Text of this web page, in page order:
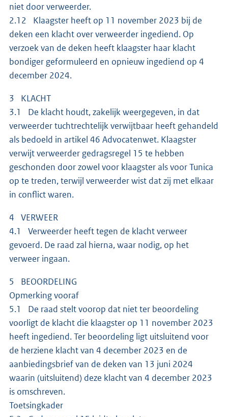
niet door verweerder.
2.12 Klaagster heeft op 11 november 2023 bij de
deken een klacht over verweerder ingediend. Op
verzoek van de deken heeft klaagster haar klacht
bondiger geformuleerd en opnieuw ingediend op 4
december 2024.
3 KLACHT
3.1 De klacht houdt, zakelijk weergegeven, in dat
verweerder tuchtrechtelijk verwijtbaar heeft gehandeld
als bedoeld in artikel 46 Advocatenwet. Klaagster
verwijt verweerder gedragsregel 15 te hebben
geschonden door zowel voor klaagster als voor Tunica
op te treden, terwijl verweerder wist dat zij met elkaar
in conflict waren.
4 VERWEER
4.1 Verweerder heeft tegen de klacht verweer
gevoerd. De raad zal hierna, waar nodig, op het
verweer ingaan.
5 BEOORDELING
Opmerking vooraf
5.1 De raad stelt voorop dat niet ter beoordeling
voorligt de klacht die klaagster op 11 november 2023
heeft ingediend. Ter beoordeling ligt uitsluitend voor
de herziene klacht van 4 december 2023 en de
aanbiedingsbrief van de deken van 13 juni 2024
waarin (uitsluitend) deze klacht van 4 december 2023
is omschreven.
Toetsingkader